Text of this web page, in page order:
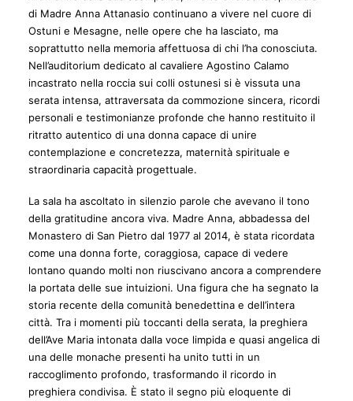
di Madre Anna Attanasio continuano a vivere nel cuore di
Ostuni e Mesagne, nelle opere che ha lasciato, ma
soprattutto nella memoria affettuosa di chi l’ha conosciuta.
Nell’auditorium dedicato al cavaliere Agostino Calamo
incastrato nella roccia sui colli ostunesi si è vissuta una
serata intensa, attraversata da commozione sincera, ricordi
personali e testimonianze profonde che hanno restituito il
ritratto autentico di una donna capace di unire
contemplazione e concretezza, maternità spirituale e
straordinaria capacità progettuale.
La sala ha ascoltato in silenzio parole che avevano il tono
della gratitudine ancora viva. Madre Anna, abbadessa del
Monastero di San Pietro dal 1977 al 2014, è stata ricordata
come una donna forte, coraggiosa, capace di vedere
lontano quando molti non riuscivano ancora a comprendere
la portata delle sue intuizioni. Una figura che ha segnato la
storia recente della comunità benedettina e dell’intera
città. Tra i momenti più toccanti della serata, la preghiera
dell’Ave Maria intonata dalla voce limpida e quasi angelica di
una delle monache presenti ha unito tutti in un
raccoglimento profondo, trasformando il ricordo in
preghiera condivisa. È stato il segno più eloquente di